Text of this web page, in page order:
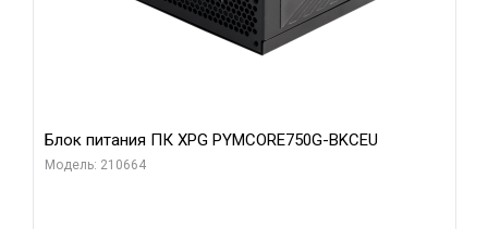
Блок питания ПК XPG PYMCORE750G-BKCEU
Модель: 210664